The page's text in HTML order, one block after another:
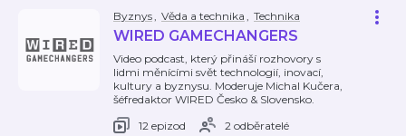
Byznys, Věda a technika , Technika
WIRED GAMECHANGERS
Video podcast, který přináší rozhovory s
lidmi měnícími svět technologií, inovací,
kultury a byznysu. Moderuje Michal Kučera,
šéfredaktor WIRED Česko & Slovensko.
12 epizod
2 odběratelé